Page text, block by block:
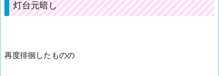
灯台元暗し
再度徘徊したものの